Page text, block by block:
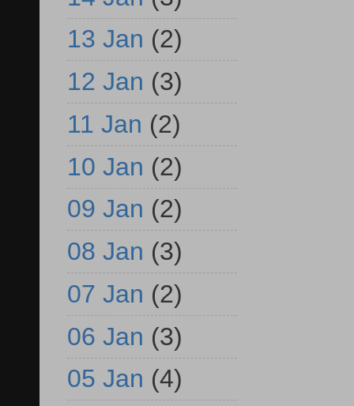
13 Jan (2)
12 Jan (3)
11 Jan (2)
10 Jan (2)
09 Jan (2)
08 Jan (3)
07 Jan (2)
06 Jan (3)
05 Jan (4)